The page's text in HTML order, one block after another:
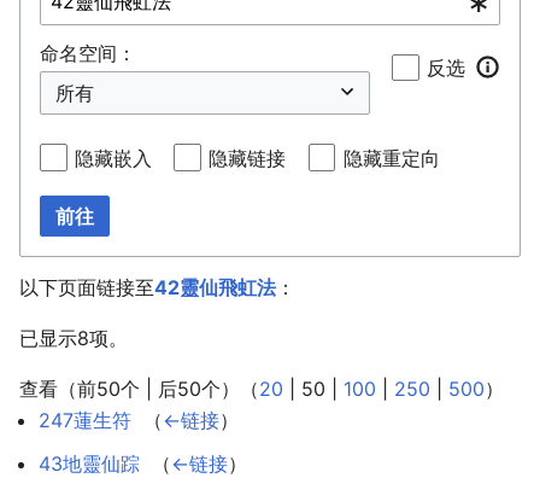
命名空间：
反选
隐藏嵌入 隐藏链接 隐藏重定向
前往
以下页面链接至42靈仙飛虹法：
已显示8项。
查看（前50个 后50个）（20 50 100 250 500）
247蓮生符
（←链接）
43地靈仙踪
（←链接）